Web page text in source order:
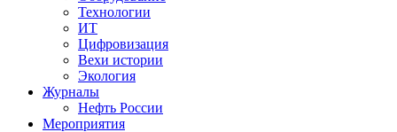
Технологии
ИТ
Цифровизация
Вехи истории
Экология
Журналы
Нефть России
Мероприятия